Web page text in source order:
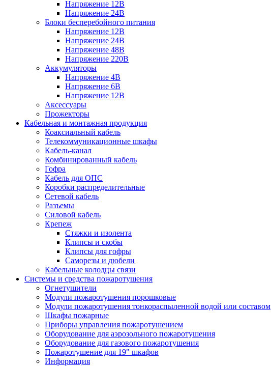
Напряжение 12В
Напряжение 24В
Блоки бесперебойного питания
Напряжение 12В
Напряжение 24В
Напряжение 48В
Напряжение 220В
Аккумуляторы
Напряжение 4В
Напряжение 6В
Напряжение 12В
Аксессуары
Прожекторы
Кабельная и монтажная продукция
Коаксиальный кабель
Телекоммуникационные шкафы
Кабель-канал
Комбинированный кабель
Гофра
Кабель для ОПС
Коробки распределительные
Сетевой кабель
Разъемы
Силовой кабель
Крепеж
Стяжки и изолента
Клипсы и скобы
Клипсы для гофры
Саморезы и дюбели
Кабельные колодцы связи
Системы и средства пожаротушения
Огнетушители
Модули пожаротушения порошковые
Модули пожаротушения тонкораспыленной водой или составом
Шкафы пожарные
Приборы управления пожаротушением
Оборудование для аэрозольного пожаротушения
Оборудование для газового пожаротушения
Пожаротушение для 19" шкафов
Информация